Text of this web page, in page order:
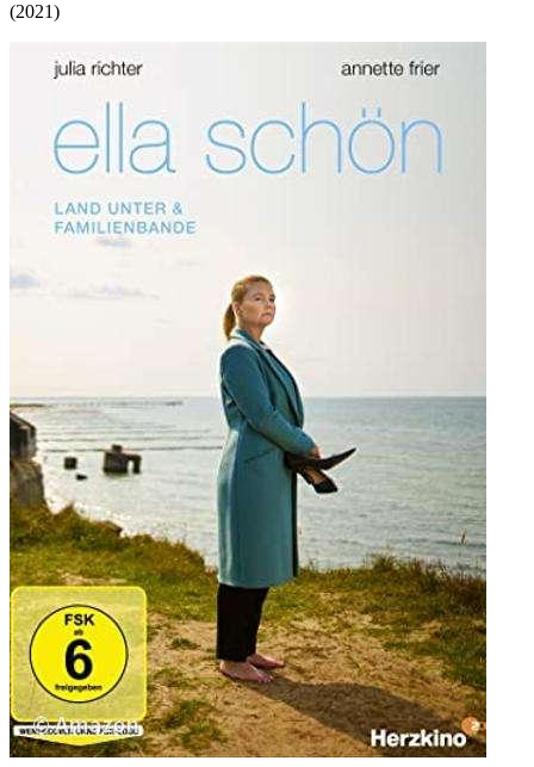
(2021)